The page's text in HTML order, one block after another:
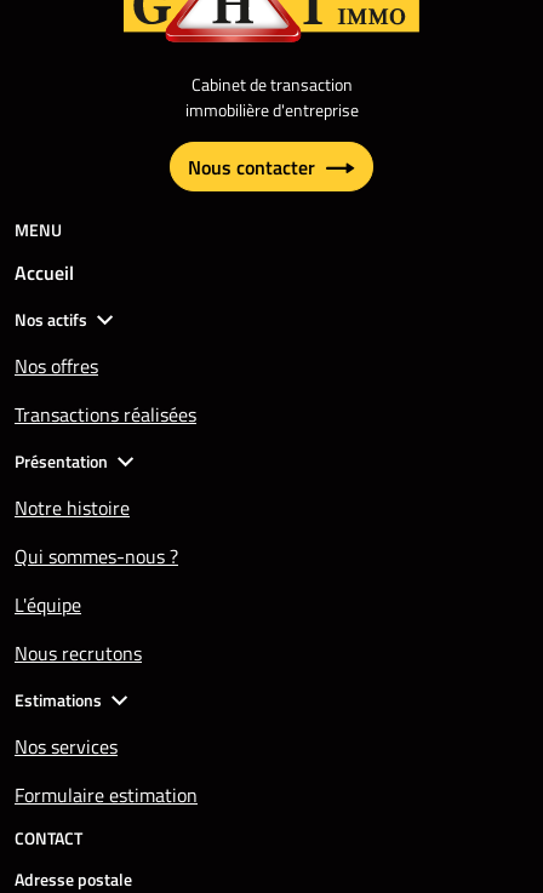
Cabinet de transaction
immobilière d'entreprise
Nous contacter
MENU
Accueil
Nos actifs
Nos offres
Transactions réalisées
Présentation
Notre histoire
Qui sommes-nous ?
L'équipe
Nous recrutons
Estimations
Nos services
Formulaire estimation
CONTACT
Adresse postale